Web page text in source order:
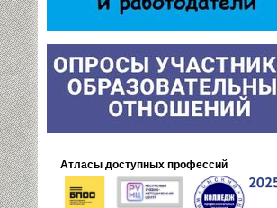
Атласы доступных профессий